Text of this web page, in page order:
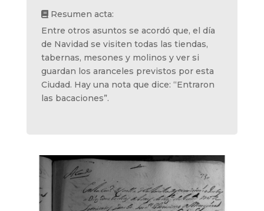
Resumen acta:
Entre otros asuntos se acordó que, el día
de Navidad se visiten todas las tiendas,
tabernas, mesones y molinos y ver si
guardan los aranceles previstos por esta
Ciudad. Hay una nota que dice: “Entraron
las bacaciones”.